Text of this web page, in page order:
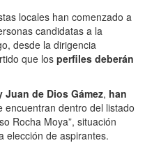
locales han comenzado a
candidatas a la
desde la dirigencia
que los perfiles deberán
Juan de Dios Gámez, han
encuentran dentro del listado
Rocha Moya”, situación
elección de aspirantes.